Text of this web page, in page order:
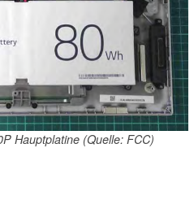
Hauptplatine (Quelle: FCC)